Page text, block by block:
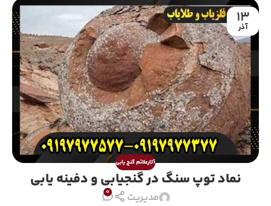
13
آذر
آثارعلائم گنج یابی
نماد توپ سنگ در گنجیابی و دفینه یابی
مدیریت 0